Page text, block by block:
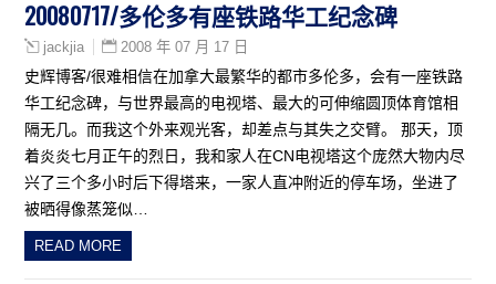
20080717/多伦多有座铁路华工纪念碑
jackjia 2008 年 07 月 17 日
史辉博客/很难相信在加拿大最繁华的都市多伦多，会有一座铁路
华工纪念碑，与世界最高的电视塔、最大的可伸缩圆顶体育馆相
隔无几。而我这个外来观光客，却差点与其失之交臂。 那天，顶
着炎炎七月正午的烈日，我和家人在CN电视塔这个庞然大物内尽
兴了三个多小时后下得塔来，一家人直冲附近的停车场，坐进了
被晒得像蒸笼似…
READ MORE